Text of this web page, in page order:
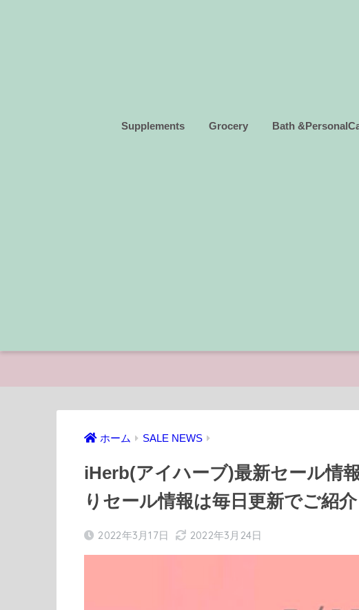
Supplements Grocery Bath
ホーム SALE NEWS
iHerb(アイハーブ)最新セール情
りセール情報は毎日更新でご紹介
2022年3月17日 2022年3月24日